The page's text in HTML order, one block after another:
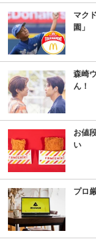
マク
園」
森崎
ん！
お値
い
プロ